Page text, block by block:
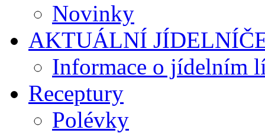
Novinky
AKTUÁLNÍ
Informace o jídelním
Receptury
Polévky